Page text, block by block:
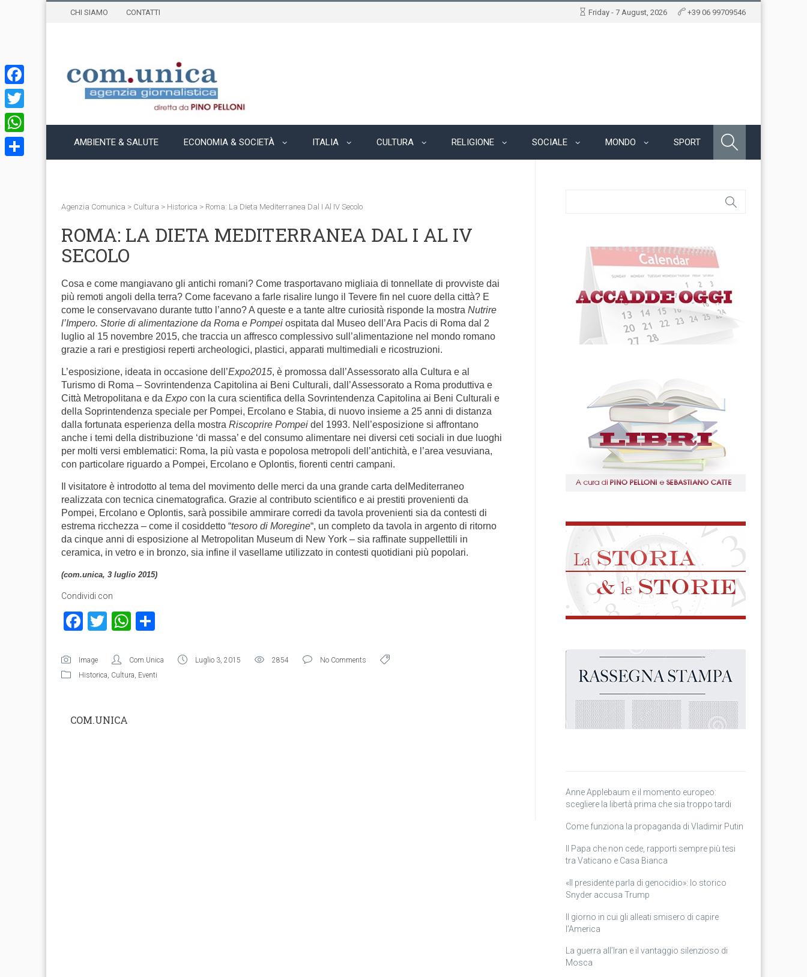
CHI SIAMO CONTATTI Friday - 7 August, 2026 +39 06 99709546
AMBIENTE & SALUTE ECONOMIA & SOCIETÀ ITALIA CULTURA RELIGIONE SOCIALE MONDO SPORT
Agenzia Comunica > Cultura > Historica > Roma: La Dieta Mediterranea Dal I Al IV Secolo
ROMA: LA DIETA MEDITERRANEA DAL I AL IV
SECOLO
Cosa e come mangiavano gli antichi romani? Come trasportavano migliaia di tonnellate di provviste dai
più remoti angoli della terra? Come facevano a farle risalire lungo il Tevere fin nel cuore della città? E
come le conservavano durante tutto l’anno? A queste e a tante altre curiosità risponde la mostra Nutrire
l’Impero. Storie di alimentazione da Roma e Pompei ospitata dal Museo dell’Ara Pacis di Roma dal 2
luglio al 15 novembre 2015, che traccia un affresco complessivo sull’alimentazione nel mondo romano
grazie a rari e prestigiosi reperti archeologici, plastici, apparati multimediali e ricostruzioni.
L’esposizione, ideata in occasione dell’Expo2015, è promossa dall’Assessorato alla Cultura e al
Turismo di Roma – Sovrintendenza Capitolina ai Beni Culturali, dall’Assessorato a Roma produttiva e
Città Metropolitana e da Expo con la cura scientifica della Sovrintendenza Capitolina ai Beni Culturali e
della Soprintendenza speciale per Pompei, Ercolano e Stabia, di nuovo insieme a 25 anni di distanza
dalla fortunata esperienza della mostra Riscoprire Pompei del 1993. Nell’esposizione si affrontano
anche i temi della distribuzione ‘di massa’ e del consumo alimentare nei diversi ceti sociali in due luoghi
per molti versi emblematici: Roma, la più vasta e popolosa metropoli dell’antichità, e l’area vesuviana,
con particolare riguardo a Pompei, Ercolano e Oplontis, fiorenti centri campani.
Il visitatore è introdotto al tema del movimento delle merci da una grande carta delMediterraneo
realizzata con tecnica cinematografica. Grazie al contributo scientifico e ai prestiti provenienti da
Pompei, Ercolano e Oplontis, sarà possibile ammirare corredi da tavola provenienti sia da contesti di
estrema ricchezza – come il cosiddetto “tesoro di Moregine“, un completo da tavola in argento di ritorno
da cinque anni di esposizione al Metropolitan Museum di New York – sia raffinate suppellettili in
ceramica, in vetro e in bronzo, sia infine il vasellame utilizzato in contesti quotidiani più popolari.
(com.unica, 3 luglio 2015)
Condividi con
Facebook
TwitterWhatsApp
Image Com.Unica Luglio 3, 2015 2854
No Comments
Historica, Cultura, Eventi
COM.UNICA
Anne Applebaum e il momento europeo:
scegliere la libertà prima che sia troppo tardi
Come funziona la propaganda di Vladimir Putin
Il Papa che non cede, rapporti sempre più tesi
tra Vaticano e Casa Bianca
«Il presidente parla di genocidio»: lo storico
Snyder accusa Trump
Il giorno in cui gli alleati smisero di capire
l’America
La guerra all’Iran e il vantaggio silenzioso di
Mosca
Facebook
Twitter
WhatsApp